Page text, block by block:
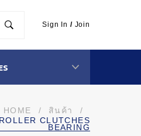
Sign In / Join
HOME / สินค้า
/
CLUTCHES
BEARING